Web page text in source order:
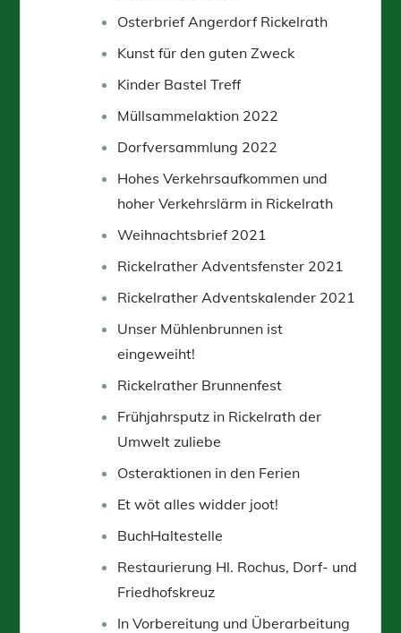
Osterbrief Angerdorf Rickelrath
Kunst für den guten Zweck
Kinder Bastel Treff
Müllsammelaktion 2022
Dorfversammlung 2022
Hohes Verkehrsaufkommen und
hoher Verkehrslärm in Rickelrath
Weihnachtsbrief 2021
Rickelrather Adventsfenster 2021
Rickelrather Adventskalender 2021
Unser Mühlenbrunnen ist
eingeweiht!
Rickelrather Brunnenfest
Frühjahrsputz in Rickelrath der
Umwelt zuliebe
Osteraktionen in den Ferien
Et wöt alles widder joot!
BuchHaltestelle
Restaurierung Hl. Rochus, Dorf- und
Friedhofskreuz
In Vorbereitung und Überarbeitung